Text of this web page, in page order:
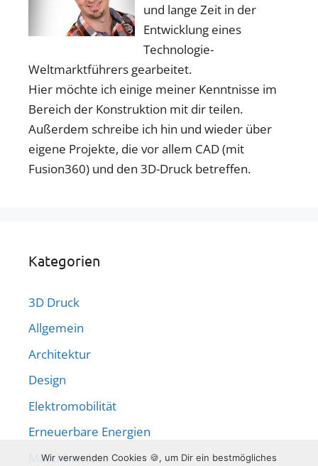
und lange Zeit in der
Entwicklung eines
Technologie-
Weltmarktführers gearbeitet.
Hier möchte ich einige meiner Kenntnisse im
Bereich der Konstruktion mit dir teilen.
Außerdem schreibe ich hin und wieder über
eigene Projekte, die vor allem CAD (mit
Fusion360) und den 3D-Druck betreffen.
Kategorien
3D Druck
Allgemein
Architektur
Design
Elektromobilität
Erneuerbare Energien
Maschinenbau
Wir verwenden Cookies 🍪, um Dir ein bestmögliches